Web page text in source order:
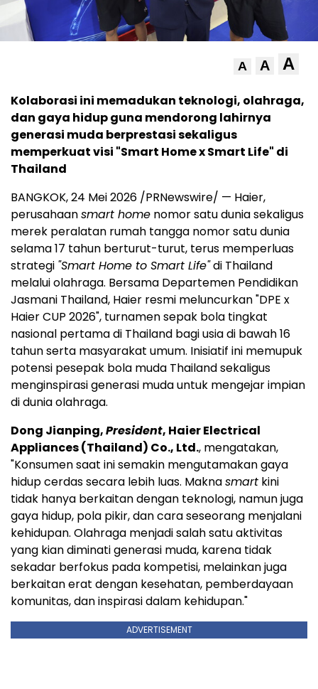
A A A
Kolaborasi ini memadukan teknologi, olahraga,
dan gaya hidup guna mendorong lahirnya
generasi muda berprestasi sekaligus
memperkuat visi "Smart Home x Smart Life" di
Thailand
BANGKOK, 24 Mei 2026 /PRNewswire/ — Haier,
perusahaansmart home nomor satu dunia sekaligus
merek peralatan rumah tangga nomor satu dunia
selama 17 tahun berturut-turut, terus memperluas
strategi "Smart Home to Smart Life"di Thailand
melalui olahraga. Bersama Departemen Pendidikan
Jasmani Thailand, Haier resmi meluncurkan "DPE x
Haier CUP 2026", turnamen sepak bola tingkat
nasional pertama di Thailand bagi usia di bawah 16
tahun serta masyarakat umum. Inisiatif ini memupuk
potensi pesepak bola muda Thailand sekaligus
menginspirasi generasi muda untuk mengejar impian
di dunia olahraga.
Dong Jianping,President, Haier Electrical
Appliances (Thailand) Co., Ltd., mengatakan,
"Konsumen saat ini semakin mengutamakan gaya
hidup cerdas secara lebih luas. Maknasmart kini
tidak hanya berkaitan dengan teknologi, namun juga
gaya hidup, pola pikir, dan cara seseorang menjalani
kehidupan. Olahraga menjadi salah satu aktivitas
yang kian diminati generasi muda, karena tidak
sekadar berfokus pada kompetisi, melainkan juga
berkaitan erat dengan kesehatan, pemberdayaan
komunitas, dan inspirasi dalam kehidupan."
ADVERTISEMENT